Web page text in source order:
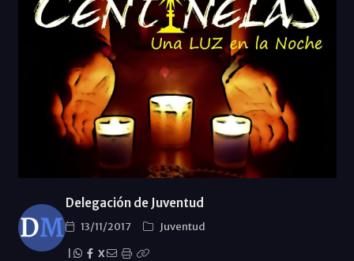
Delegación de Juventud
13/11/2017
Juventud
X